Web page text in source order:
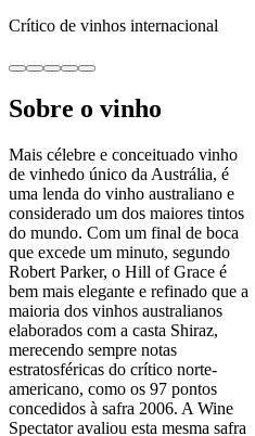
Crítico de vinhos internacional
Sobre o vinho
Mais célebre e conceituado vinho
de vinhedo único da Austrália, é
uma lenda do vinho australiano e
considerado um dos maiores tintos
do mundo. Com um final de boca
que excede um minuto, segundo
Robert Parker, o Hill of Grace é
bem mais elegante e refinado que a
maioria dos vinhos australianos
elaborados com a casta Shiraz,
merecendo sempre notas
estratosféricas do crítico norte-
americano, como os 97 pontos
concedidos à safra 2006. A Wine
Spectator avaliou esta mesma safra